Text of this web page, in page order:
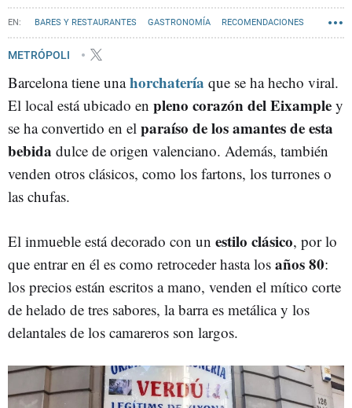
BARES Y RESTAURANTES GASTRONOMÍA RECOMENDACIONES
METRÓPOLI
Barcelona tiene unahorchatería que se ha hecho viral.
El local está ubicado en pleno corazón del Eixample y
se ha convertido en el paraíso de los amantes de esta
bebida dulce de origen valenciano. Además, también
venden otros clásicos, como los fartons, los turrones o
las chufas.
El inmueble está decorado con un estilo clásico, por lo
que entrar en él es como retroceder hasta los años 80:
los precios están escritos a mano, venden el mítico corte
de helado de tres sabores, la barra es metálica y los
delantales de los camareros son largos.